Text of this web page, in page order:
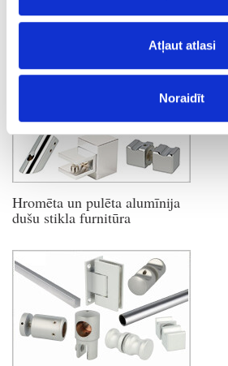
Atļaut atlasi
Noraidīt
Nerūsējošā tērauda un slīpēta
alumīnija dušu stikla furnitūra
Hromēta un pulēta alumīnija
dušu stikla furnitūra